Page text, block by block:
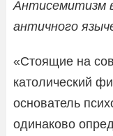
Антисемитизм
античного
«Стоящие на
католический
основатель
одинаково